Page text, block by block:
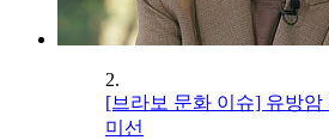
2.
[브라보 문화 이슈] 유방
미선